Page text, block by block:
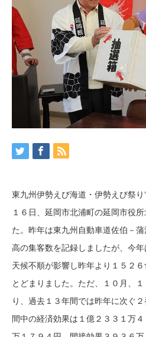
東九州伊勢えび海道・伊勢えび祭り
１６日、延岡市北浦町の延岡市役
た。昨年は東九州自動車道佐伯－
高の集客数を記録しましたが、今
天候不順が影響し昨年より１５２
とどまりました。ただ、１０月、
り、過去１３年間では昨年に次ぐ
間中の経済効果は１億２３３１万